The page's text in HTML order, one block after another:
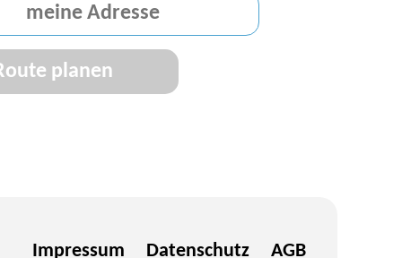
Impressum Datenschutz AGB